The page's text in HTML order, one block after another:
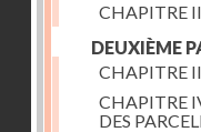
CHAPITRE
DEUXIÈME
CHAPITRE
CHAPITRE
DES